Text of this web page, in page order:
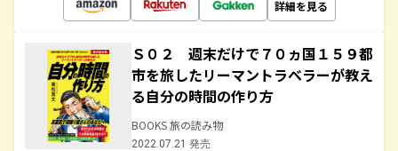
詳細を見る
Ｓ０２ 週末だけで７０ヵ国１５９都
市を旅したリーマントラベラーが教え
る自分の時間の作り方
BOOKS 旅の読み物
2022.07.21 発売